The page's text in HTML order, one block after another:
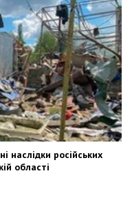
наслідки російських
області